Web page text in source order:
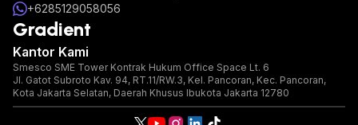
+6285129058056
Gradient
Kantor Kami
Smesco SME Tower Kontrak Hukum Office Space Lt. 6
Jl. Gatot Subroto Kav. 94, RT.11/RW.3, Kel. Pancoran, Kec. Pancoran,
Kota Jakarta Selatan, Daerah Khusus Ibukota Jakarta 12780